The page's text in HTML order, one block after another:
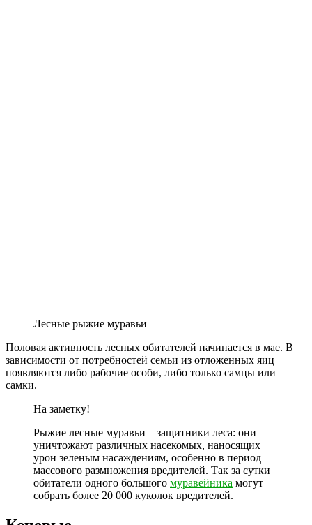
Лесные рыжие муравьи
Половая активность лесных обитателей начинается в мае. В
зависимости от потребностей семьи из отложенных яиц
появляются либо рабочие особи, либо только самцы или
самки.
На заметку!
Рыжие лесные муравьи – защитники леса: они
уничтожают различных насекомых, наносящих
урон зеленым насаждениям, особенно в период
массового размножения вредителей. Так за сутки
обитатели одного большого муравейника могут
собрать более 20 000 куколок вредителей.